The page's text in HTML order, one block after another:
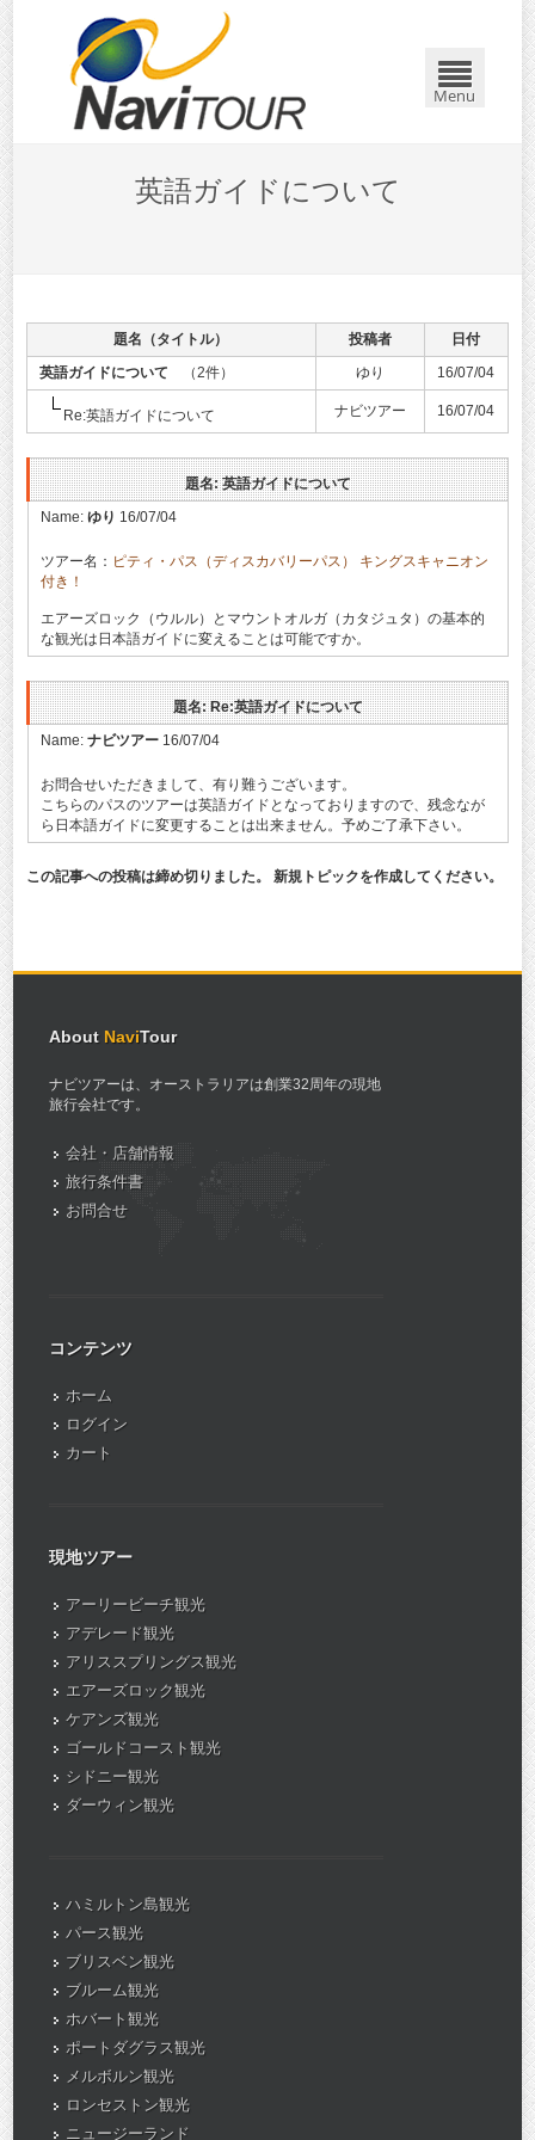
Menu
英語ガイドについて
題名（タイトル） 投稿者
日付
英語ガイドについて （2件） ゆり 16/07/04
Re:英語ガイドについて ナビツアー 16/07/04
題名: 英語ガイドについて
Name: ゆり 16/07/04
ツアー名： ピティ・パス（ディスカバリーパス） キングスキャニオン
付き！
エアーズロック（ウルル）とマウントオルガ（カタジュタ）の基本的
な観光は日本語ガイドに変えることは可能ですか。
題名: Re:英語ガイドについて
Name: ナビツアー16/07/04
お問合せいただきまして、有り難うございます。
こちらのパスのツアーは英語ガイドとなっておりますので、残念なが
ら日本語ガイドに変更することは出来ません。予めご了承下さい。
この記事への投稿は締め切りました。 新規トピックを作成してください。
About NaviTour
ナビツアーは、オーストラリアは創業32周年の現地
旅行会社です。
会社・店舗情報
旅行条件書
お問合せ
コンテンツ
ホーム
ログイン
カート
現地ツアー
アーリービーチ観光
アデレード観光
アリススプリングス観光
エアーズロック観光
ケアンズ観光
ゴールドコースト観光
シドニー観光
ダーウィン観光
ハミルトン島観光
パース観光
ブリスベン観光
ブルーム観光
ホバート観光
ポートダグラス観光
メルボルン観光
ロンセストン観光
ニュージーランド